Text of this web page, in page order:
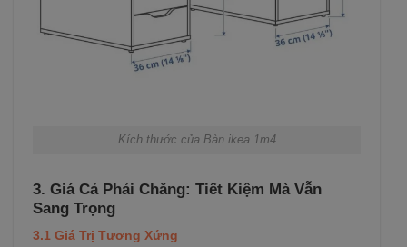
Kích thước của Bàn ikea 1m4
3. Giá Cả Phải Chăng: Tiết Kiệm Mà Vẫn
Sang Trọng
3.1 Giá Trị Tương Xứng